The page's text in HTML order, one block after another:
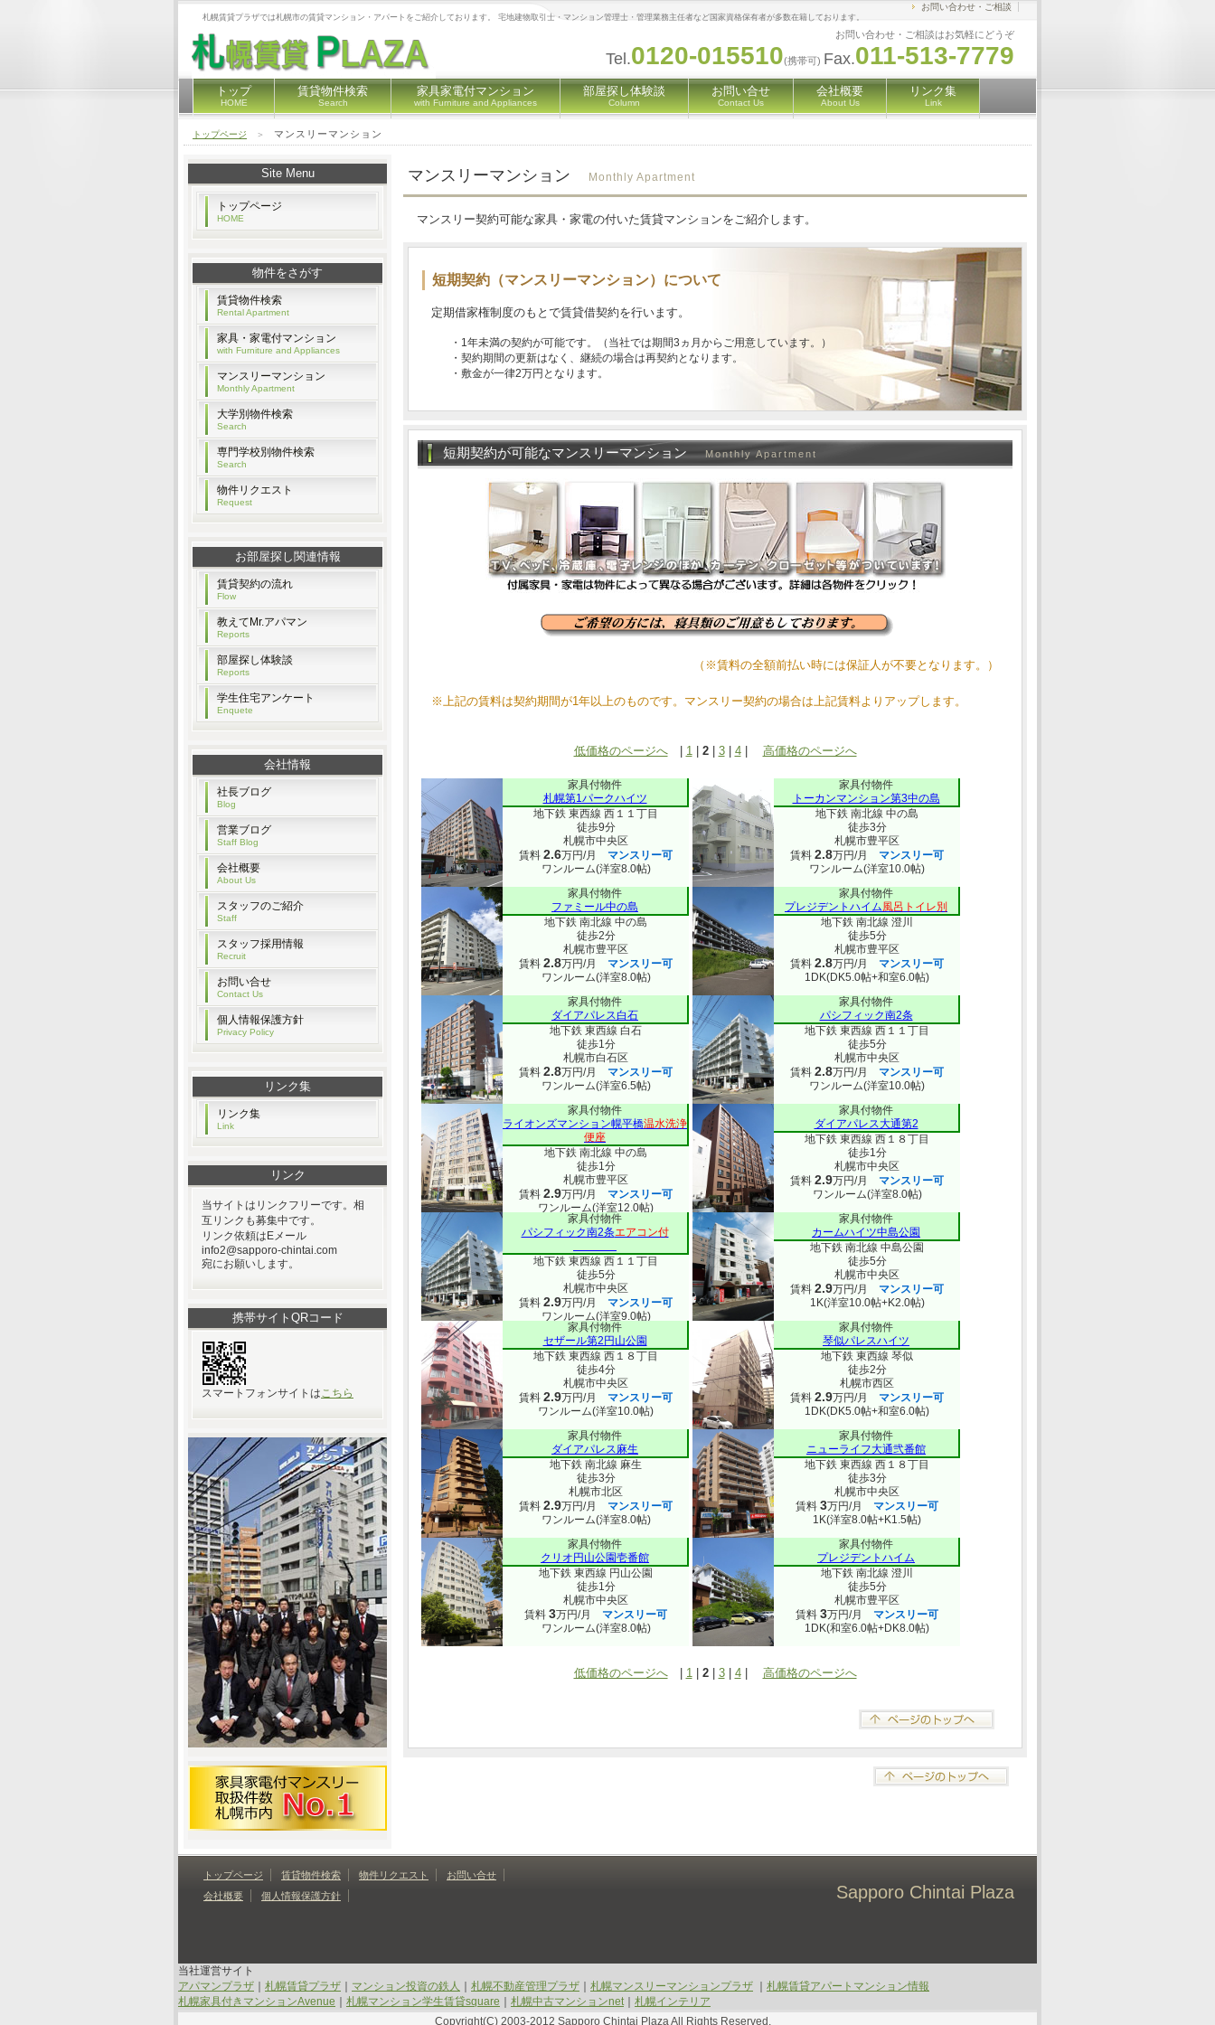
札幌賃貸プラザでは札幌市の賃貸マンション・アパートをご紹介しております。 宅地建物取引士・マンション管理士・管理業務主任者など国家資格保有者が多数在籍しております。
お問い合わせ・ご相談はお気軽にどうぞ
Tel.0120-015510(携帯可) Fax.011-513-7779
お問い合わせ・ご相談
トップ
HOME
賃貸物件検索
Search
家具家電付マンション
with Furniture and Appliances
部屋探し体験談
Column
お問い合せ
Contact Us
会社概要
About Us
リンク集
Link
トップページ ＞ マンスリーマンション
マンスリーマンション Monthly Apartment
マンスリー契約可能な家具・家電の付いた賃貸マンションをご紹介します。
短期契約（マンスリーマンション）について
定期借家権制度のもとで賃貸借契約を行います。
・1年未満の契約が可能です。（当社では期間3ヵ月からご用意しています。）
・契約期間の更新はなく、継続の場合は再契約となります。
・敷金が一律2万円となります。
短期契約が可能なマンスリーマンション Monthly Apartment
（※賃料の全額前払い時には保証人が不要となります。）
※上記の賃料は契約期間が1年以上のものです。マンスリー契約の場合は上記賃料よりアップします。
低価格のページへ| 1| 2| 3| 4| 高価格のページへ
家具付物件
札幌第1パークハイツ
地下鉄 東西線 西１１丁目
徒歩9分
札幌市中央区
賃料 2.6万円/月 マンスリー可
ワンルーム(洋室8.0帖)
家具付物件
トーカンマンション第3中の島
地下鉄 南北線 中の島
徒歩3分
札幌市豊平区
賃料 2.8万円/月 マンスリー可
ワンルーム(洋室10.0帖)
家具付物件
ファミール中の島
地下鉄 南北線 中の島
徒歩2分
札幌市豊平区
賃料 2.8万円/月 マンスリー可
ワンルーム(洋室8.0帖)
家具付物件
プレジデントハイム風呂トイレ別
地下鉄 南北線 澄川
徒歩5分
札幌市豊平区
賃料 2.8万円/月 マンスリー可
1DK(DK5.0帖+和室6.0帖)
家具付物件
ダイアパレス白石
地下鉄 東西線 白石
徒歩1分
札幌市白石区
賃料 2.8万円/月 マンスリー可
ワンルーム(洋室6.5帖)
家具付物件
パシフィック南2条
地下鉄 東西線 西１１丁目
徒歩5分
札幌市中央区
賃料 2.8万円/月 マンスリー可
ワンルーム(洋室10.0帖)
家具付物件
ライオンズマンション幌平橋温水洗浄
便座
地下鉄 南北線 中の島
徒歩1分
札幌市豊平区
賃料 2.9万円/月 マンスリー可
ワンルーム(洋室12.0帖)
家具付物件
ダイアパレス大通第2
地下鉄 東西線 西１８丁目
徒歩1分
札幌市中央区
賃料 2.9万円/月 マンスリー可
ワンルーム(洋室8.0帖)
家具付物件
パシフィック南2条エアコン付
地下鉄 東西線 西１１丁目
徒歩5分
札幌市中央区
賃料 2.9万円/月 マンスリー可
ワンルーム(洋室9.0帖)
家具付物件
カームハイツ中島公園
地下鉄 南北線 中島公園
徒歩5分
札幌市中央区
賃料 2.9万円/月 マンスリー可
1K(洋室10.0帖+K2.0帖)
家具付物件
セザール第2円山公園
地下鉄 東西線 西１８丁目
徒歩4分
札幌市中央区
賃料 2.9万円/月 マンスリー可
ワンルーム(洋室10.0帖)
家具付物件
琴似パレスハイツ
地下鉄 東西線 琴似
徒歩2分
札幌市西区
賃料 2.9万円/月 マンスリー可
1DK(DK5.0帖+和室6.0帖)
家具付物件
ダイアパレス麻生
地下鉄 南北線 麻生
徒歩3分
札幌市北区
賃料 2.9万円/月 マンスリー可
ワンルーム(洋室8.0帖)
家具付物件
ニューライフ大通弐番館
地下鉄 東西線 西１８丁目
徒歩3分
札幌市中央区
賃料 3万円/月 マンスリー可
1K(洋室8.0帖+K1.5帖)
家具付物件
クリオ円山公園壱番館
地下鉄 東西線 円山公園
徒歩1分
札幌市中央区
賃料 3万円/月 マンスリー可
ワンルーム(洋室8.0帖)
家具付物件
プレジデントハイム
地下鉄 南北線 澄川
徒歩5分
札幌市豊平区
賃料 3万円/月 マンスリー可
1DK(和室6.0帖+DK8.0帖)
低価格のページへ| 1| 2| 3| 4| 高価格のページへ
Site Menu
トップページ
HOME
物件をさがす
賃貸物件検索
Rental Apartment
家具・家電付マンション
with Furniture and Appliances
マンスリーマンション
Monthly Apartment
大学別物件検索
Search
専門学校別物件検索
Search
物件リクエスト
Request
お部屋探し関連情報
賃貸契約の流れ
Flow
教えてMr.アパマン
Reports
部屋探し体験談
Reports
学生住宅アンケート
Enquete
会社情報
社長ブログ
Blog
営業ブログ
Staff Blog
会社概要
About Us
スタッフのご紹介
Staff
スタッフ採用情報
Recruit
お問い合せ
Contact Us
個人情報保護方針
Privacy Policy
リンク集
リンク集
Link
リンク
当サイトはリンクフリーです。相
互リンクも募集中です。
リンク依頼はEメール
info2@sapporo-chintai.com
宛にお願いします。
携帯サイトQRコード
スマートフォンサイトはこちら
トップページ 賃貸物件検索 物件リクエスト
お問い合せ
会社概要
個人情報保護方針 Sapporo Chintai Plaza
当社運営サイト
アパマンプラザ
札幌賃貸プラザ マンション投資の鉄人 札幌不動産管理プラザ 札幌マンスリーマンションプラザ
札幌賃貸アパートマンション情報
札幌家具付きマンションAvenue
札幌マンション学生賃貸square 札幌中古マンションnet｜ 札幌インテリア
Copyright(C) 2003-2012 Sapporo Chintai Plaza All Rights Reserved.